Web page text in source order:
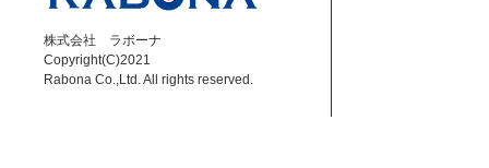
株式会社 ラボーナ
Copyright(C)2021
Rabona Co.,Ltd. All rights reserved.​